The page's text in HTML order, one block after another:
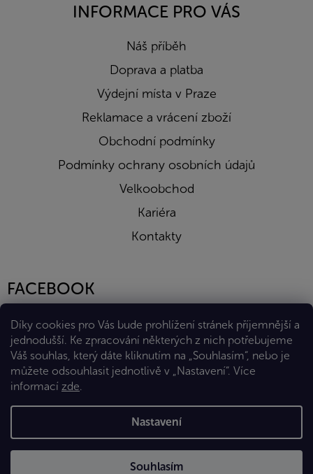
Díky cookies pro Vás bude prohlížení stránek příjemnější a
jednodušší. Ke zpracování některých z nich potřebujeme
Váš souhlas, který dáte kliknutím na „Souhlasím“, nebo je
můžete odsouhlasit jednotlivě v „Nastavení“. Více
informací zde.
Nastavení
Souhlasím
INFORMACE PRO VÁS
Náš příběh
Doprava a platba
Výdejní místa v Praze
Reklamace a vrácení zboží
Obchodní podmínky
Podmínky ochrany osobních údajů
Velkoobchod
Kariéra
Kontakty
FACEBOOK
Vytvořil Shoptet Premium
Copyright 2026Eshop Diana Company, spol. s r.o.. Všechna
práva vyhrazena.